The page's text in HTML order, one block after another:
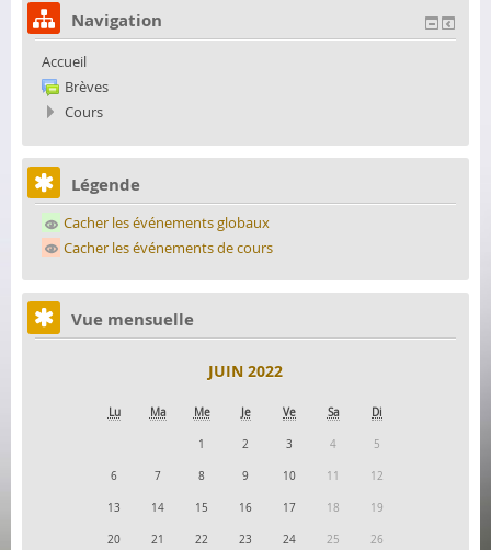
Navigation
Accueil
Brèves
Cours
Légende
Cacher les événements globaux
Cacher les événements de cours
Vue mensuelle
JUIN 2022
Lu Ma Me Je Ve Sa Di
1 2 3 4 5
6 7 8 9 10 11 12
13 14 15 16 17 18 19
20 21 22 23 24 25 26